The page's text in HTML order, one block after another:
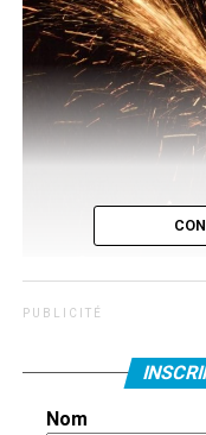
Cirque Isis : une
Les fermetures
empêché les artistes
élaborer, puis mettre
P U B L I C I T É
Nom